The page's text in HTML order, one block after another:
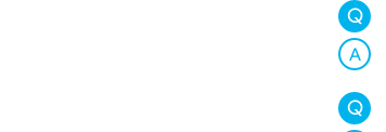
Q
A
Q